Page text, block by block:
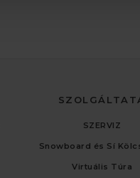
SZERVIZ
Snowboard és Sí
Virtuális Túra